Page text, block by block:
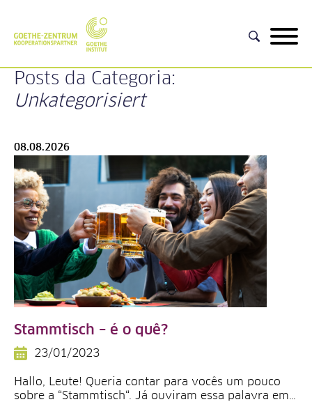
Posts da Categoria:
Unkategorisiert
08.08.2026
Stammtisch – é o quê?
23/01/2023
Hallo, Leute! Queria contar para vocês um pouco
sobre a “Stammtisch“. Já ouviram essa palavra em…